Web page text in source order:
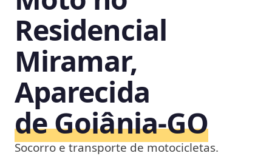
Residencial
Miramar,
Aparecida
de Goiânia‑GO
Socorro e transporte de motocicletas.